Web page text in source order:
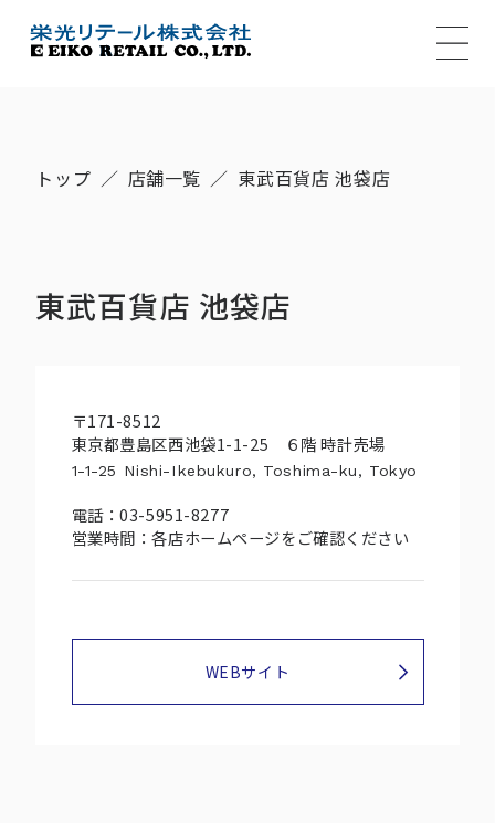
トップ 店舗一覧 東武百貨店 池袋店
東武百貨店 池袋店
〒171-8512
東京都豊島区西池袋1-1-25 ６階 時計売場
1-1-25 Nishi-Ikebukuro, Toshima-ku, Tokyo
電話：03-5951-8277
営業時間：各店ホームページをご確認ください
WEBサイト